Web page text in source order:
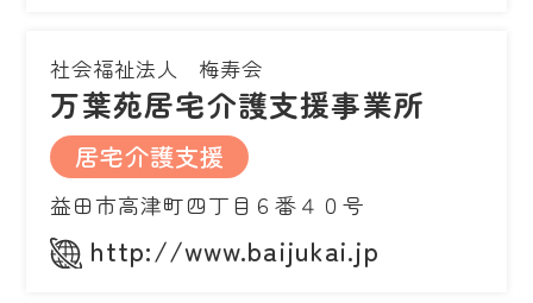
社会福祉法人 梅寿会
万葉苑居宅介護支援事業所
居宅介護支援
益田市高津町四丁目６番４０号
http://www.baijukai.jp